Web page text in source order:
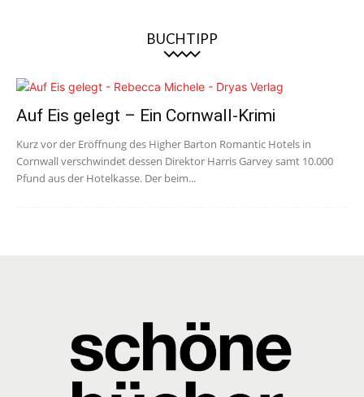
BUCHTIPP
Auf Eis gelegt – Ein Cornwall-Krimi
Kurz vor der Eröffnung des Higher Barton Romantic Hotels in
Cornwall verschwindet dessen Direktor Harris Garvey samt 10.000
Pfund aus der Hotelkasse. Der beim...